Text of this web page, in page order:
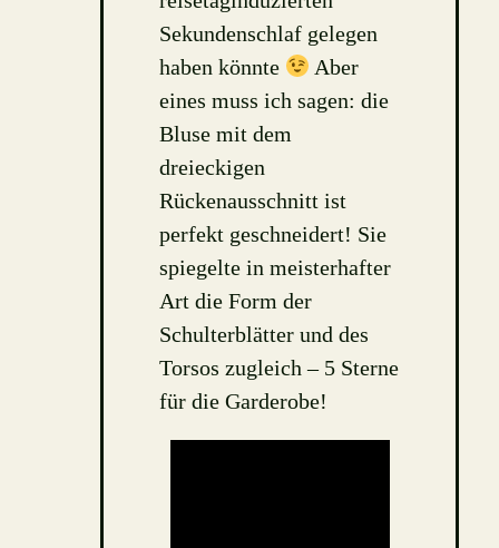
Sekundenschlaf gelegen
haben könnte
Aber
eines muss ich sagen: die
Bluse mit dem
dreieckigen
Rückenausschnitt ist
perfekt geschneidert! Sie
spiegelte in meisterhafter
Art die Form der
Schulterblätter und des
Torsos zugleich – 5 Sterne
für die Garderobe!